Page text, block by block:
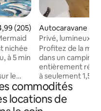
moyenne de 4,99 sur 5,
(205)
nichée
à 5 min
le
chasse
Autocaravane ·
Privé, lumineux,
proximité des
Profitez de la
dans un camping-
entièrement
à seulement 1,5
d'Ogunquit et à
arrêt de
isolé et clôturé,
commodités
locations de